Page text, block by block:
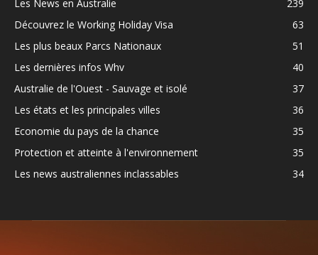
Les News en Australie
239
Découvrez le Working Holiday Visa
63
Les plus beaux Parcs Nationaux
51
Les dernières infos Whv
40
Australie de l'Ouest - Sauvage et isolé
37
Les états et les principales villes
36
Economie du pays de la chance
35
Protection et atteinte à l'environnement
35
Les news australiennes inclassables
34